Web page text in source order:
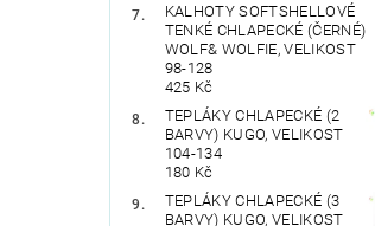
KALHOTY SOFTSHELLOVÉ
TENKÉ CHLAPECKÉ (ČERNÉ)
WOLF& WOLFIE, VELIKOST
98-128
425 Kč
TEPLÁKY CHLAPECKÉ (2
BARVY) KUGO, VELIKOST
104-134
180 Kč
TEPLÁKY CHLAPECKÉ (3
BARVY) KUGO, VELIKOST